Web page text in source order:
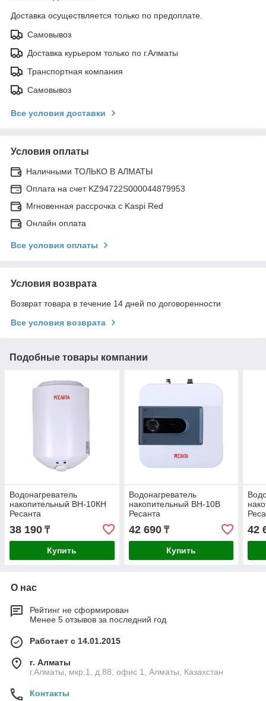
Доставка осуществляется только по предоплате.
Самовывоз
Доставка курьером только по г.Алматы
Транспортная компания
Самовывоз
Все условия доставки
Условия оплаты
Наличными ТОЛЬКО В АЛМАТЫ
Оплата на счет KZ94722S000044879953
Мгновенная рассрочка с Kaspi Red
Онлайн оплата
Все условия оплаты
Условия возврата
Возврат товара в течение 14 дней по договоренности
Все условия возврата
Подобные товары компании
Водонагреватель
накопительный ВН-10КН
Ресанта
38 190 ₸
Купить
Водонагреватель
накопительный ВН-10В
Ресанта
42 690₸
Купить
42
О нас
Рейтинг не сформирован
Менее 5 отзывов за последний год
Работает с 14.01.2015
г. Алматы
г.Алматы, мкр.1, д.88, офис 1, Алматы, Казахстан
Контакты